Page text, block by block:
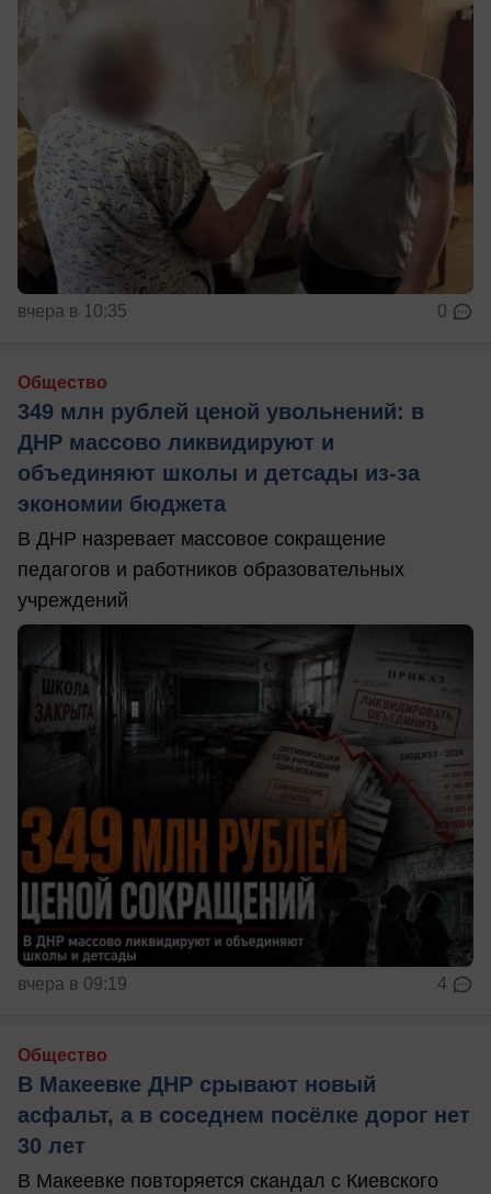
вчера в 10:35 0
Общество
349 млн рублей ценой увольнений: в
ДНР массово ликвидируют и
объединяют школы и детсады из-за
экономии бюджета
В ДНР назревает массовое сокращение
педагогов и работников образовательных
учреждений
вчера в 09:19 4
Общество
В Макеевке ДНР срывают новый
асфальт, а в соседнем посёлке дорог нет
30 лет
В Макеевке повторяется скандал с Киевского